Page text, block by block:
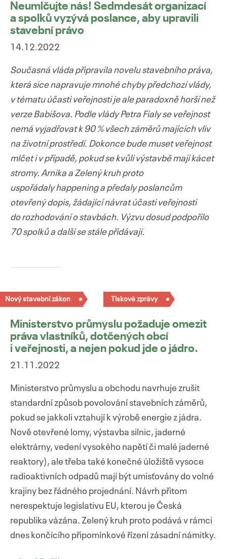
Neumlčujte nás! Sedmdesát organizací
a spolků vyzývá poslance, aby upravili
stavební právo
14.12.2022
Současná vláda připravila novelu stavebního práva,
která sice napravuje mnohé chyby předchozí vlády,
v tématu účasti veřejnosti je ale paradoxně horší než
verze Babišova. Podle vlády Petra Fialy se veřejnost
nemá vyjadřovat k 90 % všech záměrů majících vliv
na životní prostředí. Dokonce bude muset veřejnost
mlčet i v případě, pokud se kvůli výstavbě mají kácet
stromy. Arnika a Zelený kruh proto
uspořádaly happening a předaly poslancům
otevřený dopis, žádající návrat účasti veřejnosti
do rozhodování o stavbách. Výzvu dosud podpořilo
70 spolků a další se stále přidávají.
Nový stavební zákon Tiskové zprávy
Ministerstvo průmyslu požaduje omezit
práva vlastníků, dotčených obcí
i veřejnosti, a nejen pokud jde o jádro.
21.11.2022
Ministerstvo průmyslu a obchodu navrhuje zrušit
standardní způsob povolování stavebních záměrů,
pokud se jakkoli vztahují k výrobě energie z jádra.
Nově otevřené lomy, výstavba silnic, jaderné
elektrárny, vedení vysokého napětí či malé jaderné
reaktory), ale třeba také konečné úložiště vysoce
radioaktivních odpadů mají být umisťovány do volné
krajiny bez řádného projednání. Návrh přitom
nerespektuje legislativu EU, kterou je Česká
republika vázána. Zelený kruh proto podává v rámci
dnes končícího připomínkové řízení zásadní námitky.